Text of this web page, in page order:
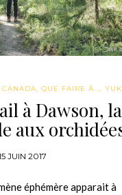
CANADA, QUE FAIRE À...,
à Dawson, la
aux
JUIN 2017
éphémère apparait à